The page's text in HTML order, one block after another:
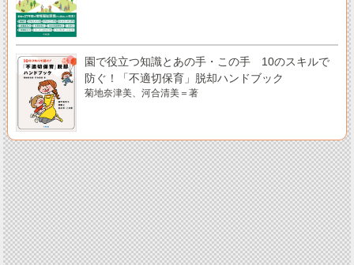
園で役立つ知識とあの手・この手 10のスキルで
防ぐ！「不適切保育」脱却ハンドブック
菊地奈津美、河合清美＝著